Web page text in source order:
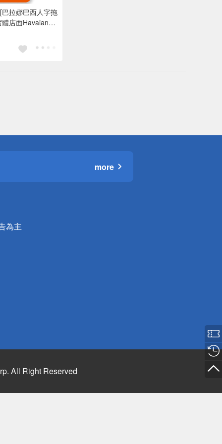
拉娜巴西人字拖
店面Havaianas
灘 海邊 藍粉帶
more
為主
All Right Reserved